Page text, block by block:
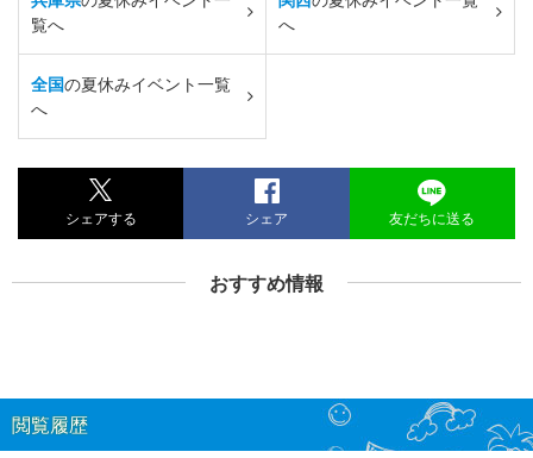
覧へ
へ
全国の夏休みイベント一覧
へ
シェアする シェア 友だちに送る
おすすめ情報
閲覧履歴